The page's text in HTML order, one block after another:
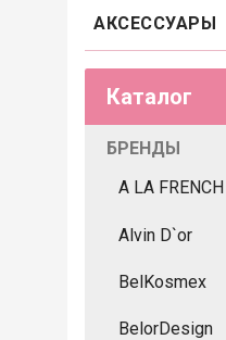
АКСЕССУАРЫ
Каталог
БРЕНДЫ
A LA FRENCH
Alvin D`or
BelKosmex
BelorDesign